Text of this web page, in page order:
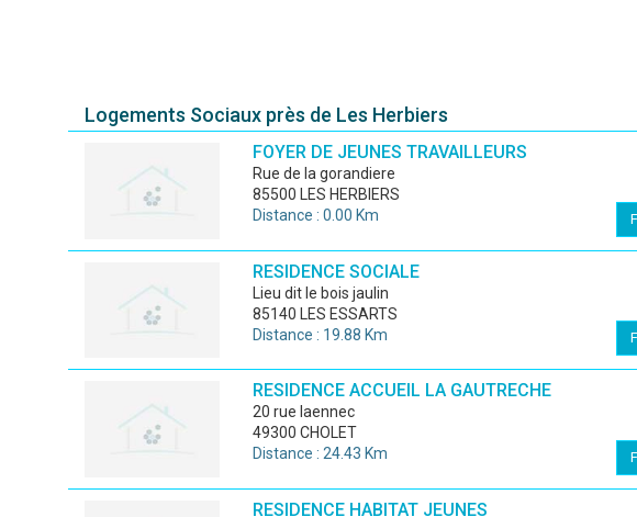
Logements Sociaux près de Les Herbiers
FOYER DE JEUNES TRAVAILLEURS
rue de la gorandiere
85500 LES HERBIERS
Distance : 0.00 Km
RESIDENCE SOCIALE
lieu dit le bois jaulin
85140 LES ESSARTS
Distance : 19.88 Km
RESIDENCE ACCUEIL LA GAUTRECHE
20 rue laennec
49300 CHOLET
Distance : 24.43 Km
RESIDENCE HABITAT JEUNES